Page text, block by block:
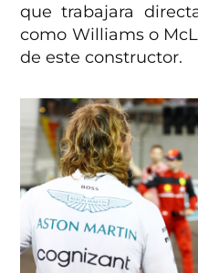
que trabajara
como Williams o
de este constructor.